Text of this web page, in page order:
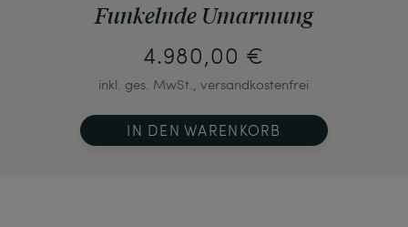
Funkelnde Umarmung
4.980,00 €
inkl. ges. MwSt., versandkostenfrei
IN DEN WARENKORB